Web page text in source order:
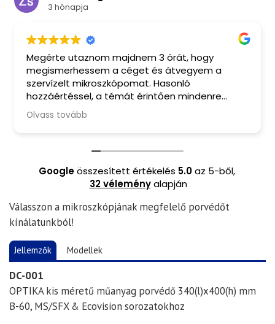
3 hónapja
Megérte utaznom majdnem 3 órát, hogy
megismerhessem a céget és átvegyem a
szervízelt mikroszkópomat. Hasonló
hozzáértéssel, a témát érintően mindenre
kiterjedő tanácsadással, barátságos
fogadtatással és finom kávéval ritkán
pedig valóban kihozták a maximumot. Csak
Olvass tovább
Googleösszesített értékelés 5.0az 5-ből,
32 véleményalapján
Válasszon a mikroszkópjának megfelelő porvédőt
kínálatunkból!
Jellemzők Modellek
DC-001
OPTIKA kis méretű műanyag porvédő 340(l)x400(h) mm
B-60, MS/SFX & Ecovision sorozatokhoz